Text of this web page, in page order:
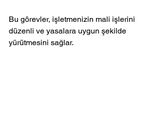
Bu görevler, işletmenizin mali işlerini
düzenli ve yasalara uygun şekilde
yürütmesini sağlar.